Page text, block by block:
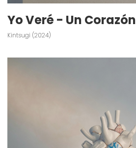
Yo Veré - Un Corazón
Kintsugi (2024)